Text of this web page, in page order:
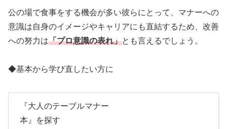
公の場で食事をする機会が多い彼らにとって、マナーへの
意識は自身のイメージやキャリアにも直結するため、改善
への努力は「プロ意識の表れ」とも言えるでしょう。
◆基本から学び直したい方に
『大人のテーブルマナー
本』を探す